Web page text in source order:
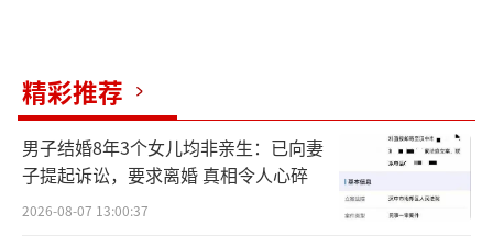
精彩推荐
男子结婚8年3个女儿均非亲生：已向妻
子提起诉讼，要求离婚 真相令人心碎
2026-08-07 13:00:37